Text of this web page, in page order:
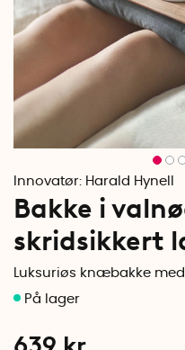
Innovatør: Harald Hynell
Bakke i
skridsikkert
Luksuriøs knæbakke